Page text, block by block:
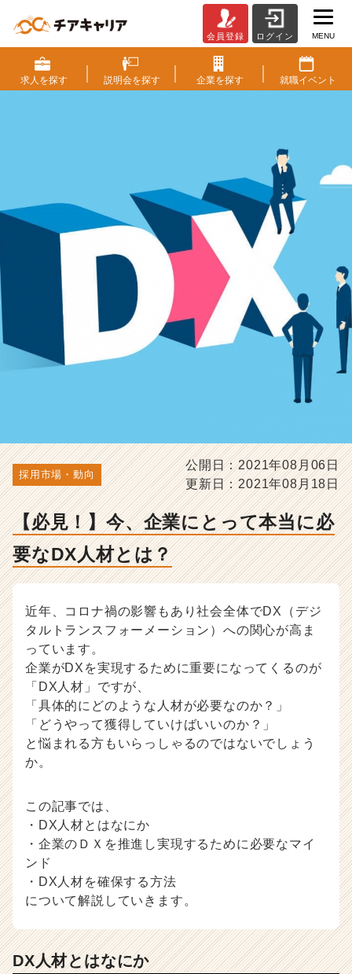
見！】
今、
企
本
当
に
要
な
X
人
と
け
採
用
ノ
ウ
ハ
事
|
ベ
ン
チ
ャ
業
か
ス
カ
届
会員登録 ログイン MENU
求人を探す 説明会を探す 企業を探す 就職イベント
採用市場・動向
公開日：2021年08月06日
更新日：2021年08月18日
【必見！】今、企業にとって本当に必
要なDX人材とは？
近年、コロナ禍の影響もあり社会全体でDX（デジ
タルトランスフォーメーション）への関心が高ま
っています。
企業がDXを実現するために重要になってくるのが
「DX人材」ですが、
「具体的にどのような人材が必要なのか？」
「どうやって獲得していけばいいのか？」
と悩まれる方もいらっしゃるのではないでしょう
か。
この記事では、
・DX人材とはなにか
・企業のＤＸを推進し実現するために必要なマイ
ンド
・DX人材を確保する方法
について解説していきます。
DX人材とはなにか